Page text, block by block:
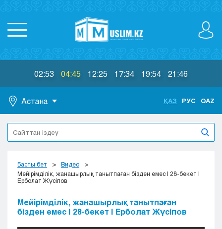
02:53 04:45 12:25 17:34 19:54 21:46
Астана
Астана
Алматы
Атырау
Жезказган
Кокшетау
ҚАЗ РУС QAZ
Басты бет
Видео
Мейірімділік, жанашырлық танытпаған бізден емес | 28-бекет |
Ерболат Жүсіпов
Мейірімділік, жанашырлық танытпаған
бізден емес | 28-бекет | Ерболат Жүсіпов